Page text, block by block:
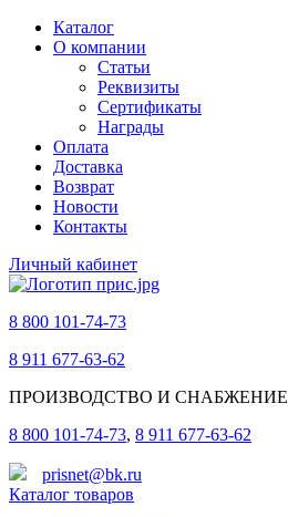
Каталог
О компании
Статьи
Реквизиты
Сертификаты
Награды
Оплата
Доставка
Возврат
Новости
Контакты
Личный кабинет
8 800 101-74-73
8 911 677-63-62
ПРОИЗВОДСТВО И СНАБЖЕНИЕ
8 800 101-74-73, 8 911 677-63-62
prisnet@bk.ru
Каталог товаров